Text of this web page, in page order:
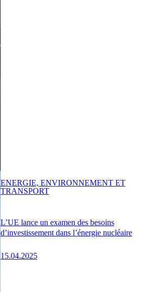
L’UE lance un examen des besoins
d’investissement dans l’énergie nucléaire
15.04.2025
ENERGIE, ENVIRONNEMENT ET
TRANSPORT